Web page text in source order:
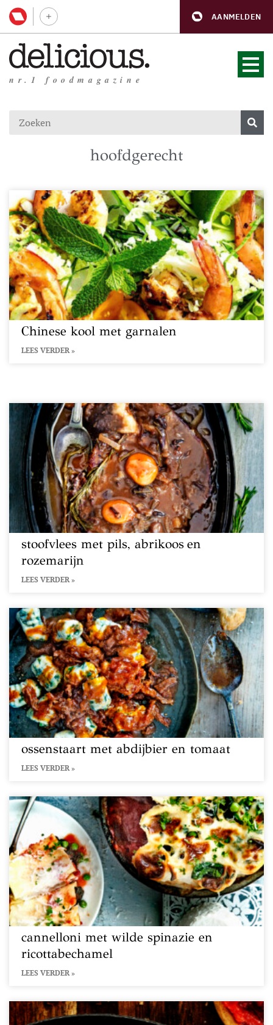
AANMELDEN
nr.1 foodmagazine
hoofdgerecht
Chinese kool met garnalen
LEES VERDER »
stoofvlees met pils, abrikoos en
rozemarijn
LEES VERDER »
ossenstaart met abdijbier en tomaat
LEES VERDER »
cannelloni met wilde spinazie en
ricottabechamel
LEES VERDER »